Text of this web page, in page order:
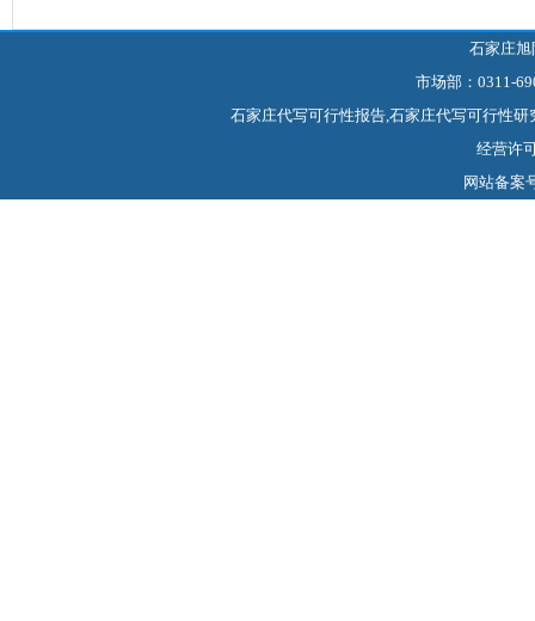
石家庄
市场部：0311-
石家庄代写可行性报告,石家庄代写可行性
经营许
网站备案